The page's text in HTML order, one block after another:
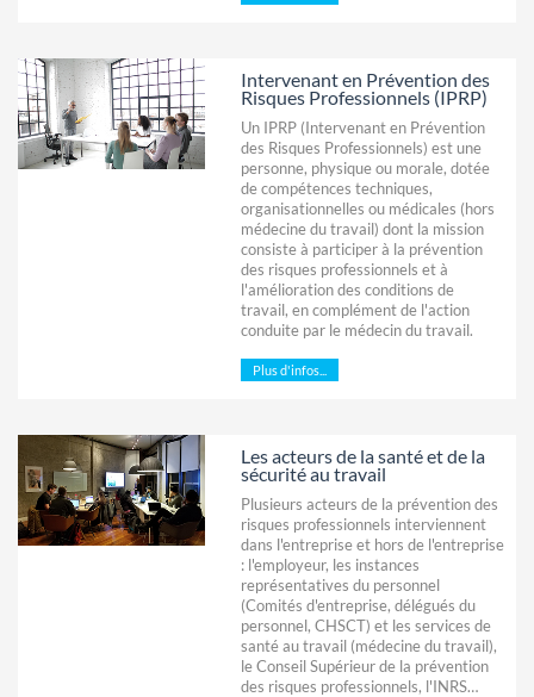
Intervenant en Prévention des
Risques Professionnels (IPRP)
Un IPRP (Intervenant en Prévention
des Risques Professionnels) est une
personne, physique ou morale, dotée
de compétences techniques,
organisationnelles ou médicales (hors
médecine du travail) dont la mission
consiste à participer à la prévention
des risques professionnels et à
l'amélioration des conditions de
travail, en complément de l'action
conduite par le médecin du travail.
Plus d'infos...
Les acteurs de la santé et de la
sécurité au travail
Plusieurs acteurs de la prévention des
risques professionnels interviennent
dans l'entreprise et hors de l'entreprise
: l'employeur, les instances
représentatives du personnel
(Comités d'entreprise, délégués du
personnel, CHSCT) et les services de
santé au travail (médecine du travail),
le Conseil Supérieur de la prévention
des risques professionnels, l'INRS…